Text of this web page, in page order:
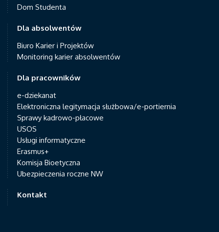
Dom Studenta
Dla absolwentów
Biuro Karier i Projektów
Monitoring karier absolwentów
Dla pracowników
e-dziekanat
Elektroniczna legitymacja służbowa/e-portiernia
Sprawy kadrowo-płacowe
USOS
Usługi informatyczne
Erasmus+
Komisja Bioetyczna
Ubezpieczenia roczne NW
Kontakt